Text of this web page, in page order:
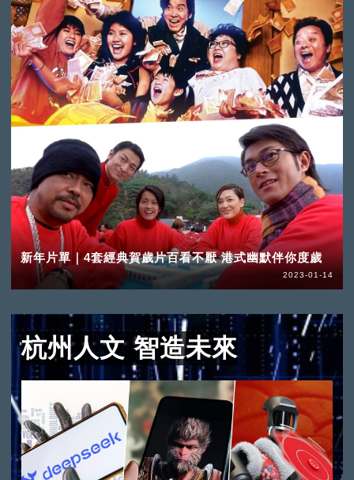
新年片單｜4套經典賀歲片百看不厭 港式幽默伴你度歲
2023-01-14
杭州人文 智造未來